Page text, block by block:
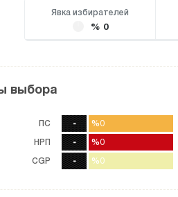
Явка избирателей
% 0
выбора
ПС
НРП
CGP
-
-
-
%0
%0
%0
%0
%0
%0